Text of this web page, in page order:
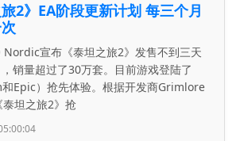
旅2》EA阶段更新计划 每三个月
Nordic宣布《泰坦之旅2》发售不到三天
，销量超过了30万套。目前游戏登陆了
和Epic）抢先体验。根据开发商Grimlore
坦之旅2》抢